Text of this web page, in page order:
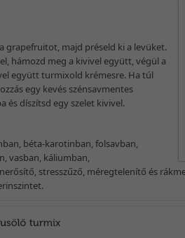
grapefruitot, majd préseld ki a levüket.
hámozd meg a kivivel együtt, végül a
együtt turmixold krémesre. Ha túl
egy kevés szénsavmentes
és díszítsd egy szelet kivivel.
béta-karotinban, folsavban,
vasban, káliumban,
stresszűző, méregtelenítő és